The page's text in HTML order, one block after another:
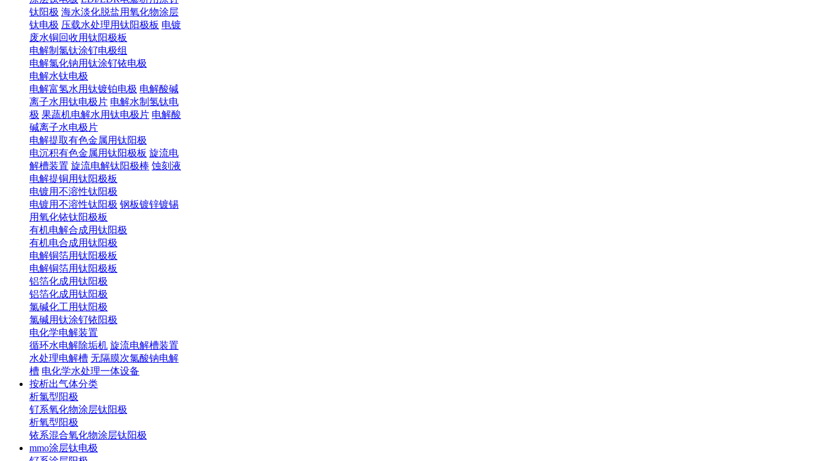
钛阳极 海水淡化脱盐用氧化物涂层
钛电极 压载水处理用钛阳极板 电镀
废水铜回收用钛阳极板
电解制氯钛涂钌电极组
电解氯化钠用钛涂钌铱电极
电解水钛电极
电解富氢水用钛镀铂电极 电解酸碱
离子水用钛电极片 电解水制氢钛电
极 果蔬机电解水用钛电极片 电解酸
碱离子水电极片
电解提取有色金属用钛阳极
电沉积有色金属用钛阳极板 旋流电
解槽装置 旋流电解钛阳极棒 蚀刻液
电解提铜用钛阳极板
电镀用不溶性钛阳极
电镀用不溶性钛阳极 钢板镀锌镀锡
用氧化铱钛阳极板
有机电解合成用钛阳极
有机电合成用钛阳极
电解铜箔用钛阳极板
电解铜箔用钛阳极板
铝箔化成用钛阳极
铝箔化成用钛阳极
氯碱化工用钛阳极
氯碱用钛涂钌铱阳极
电化学电解装置
循环水电解除垢机 旋流电解槽装置
水处理电解槽 无隔膜次氯酸钠电解
槽 电化学水处理一体设备
按析出气体分类
析氯型阳极
钌系氧化物涂层钛阳极
析氧型阳极
铱系混合氧化物涂层钛阳极
mmo涂层钛电极